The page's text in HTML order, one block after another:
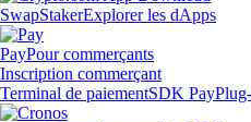
SwapStakerExplorer les dApps
PayPour commerçants
Inscription commerçant
Terminal de paiementSDK Pay